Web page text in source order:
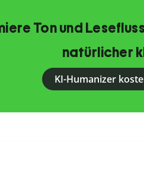
Ton und
natürlicher
KI-Humanizer